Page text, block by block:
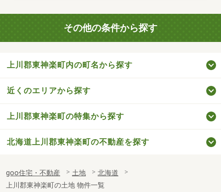
その他の条件から探す
上川郡東神楽町内の町名から探す
近くのエリアから探す
上川郡東神楽町の特集から探す
北海道上川郡東神楽町の不動産を探す
goo住宅・不動産 土地
北海道
上川郡東神楽町の土地 物件一覧